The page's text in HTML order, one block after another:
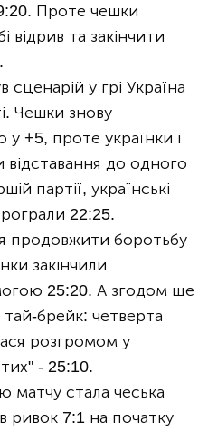
Проте чешки
відрив та закінчити
у грі Україна
Чешки знову
у +5, проте українки і
до одного
партії, українські
22:25.
продовжити боротьбу
закінчили
25:20. А згодом ще
брейк: четверта
розгромом у
- 25:10.
стала чеська
ривок 7:1 на початку